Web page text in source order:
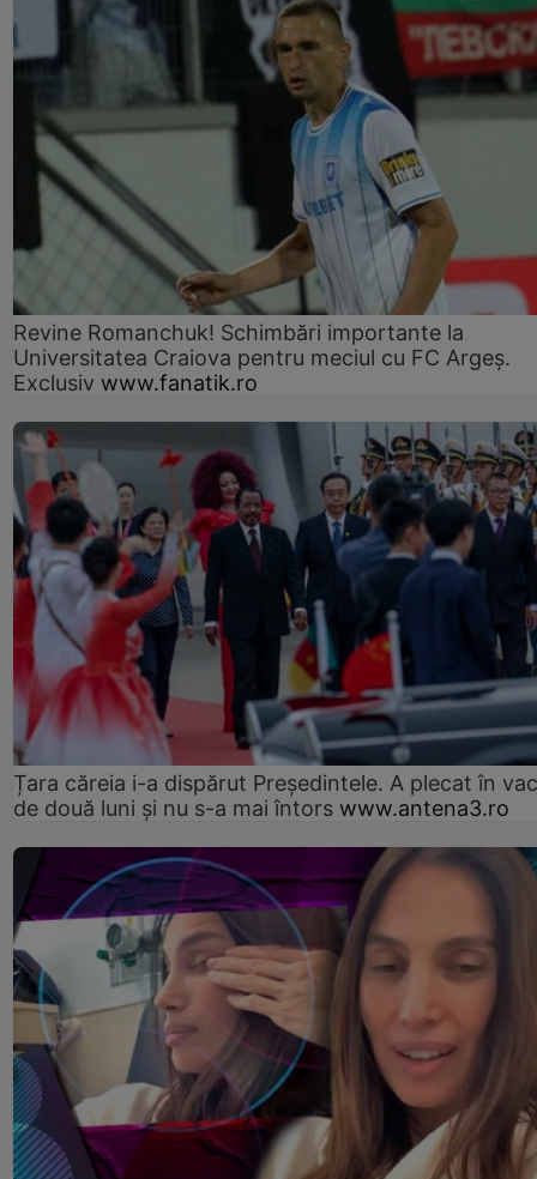
Revine Romanchuk! Schimbări importante la
Universitatea Craiova pentru meciul cu FC Argeş.
Exclusiv www.fanatik.ro
Țara căreia i-a dispărut Președintele. A plecat în
de două luni și nu s-a mai întors www.antena3.ro